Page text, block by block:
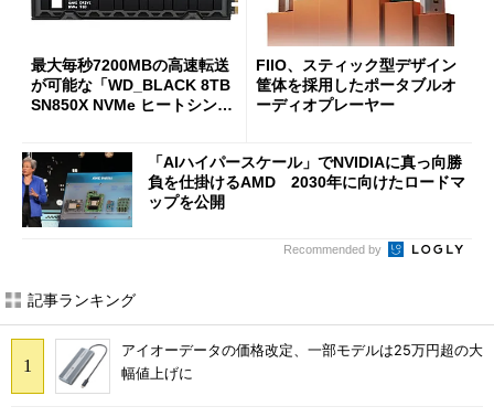
最大毎秒7200MBの高速転送
が可能な「WD_BLACK 8TB
SN850X NVMe ヒートシンク
FIIO、スティック型デザイン
筐体を採用したポータブルオ
ーディオプレーヤー
「AIハイパースケール」でNVIDIAに真っ向勝
負を仕掛けるAMD 2030年に向けたロードマ
ップを公開
Recommended by
記事ランキング
アイオーデータの価格改定、一部モデルは25万円超の大
幅値上げに